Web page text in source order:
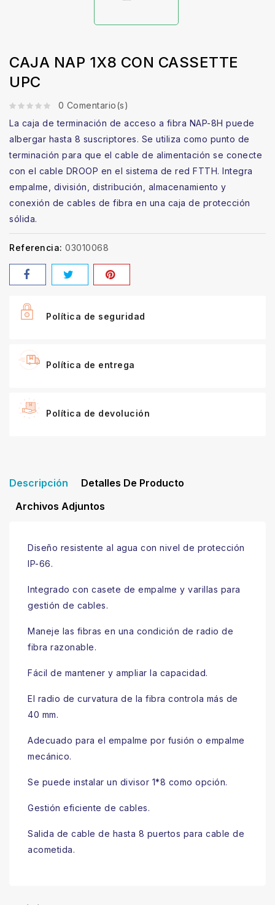
CAJA NAP 1X8 CON CASSETTE
UPC
0 Comentario(s)
La caja de terminación de acceso a fibra NAP-8H puede
albergar hasta 8 suscriptores. Se utiliza como punto de
terminación para que el cable de alimentación se conecte
con el cable DROOP en el sistema de red FTTH. Integra
empalme, división, distribución, almacenamiento y
conexión de cables de fibra en una caja de protección
sólida.
Referencia: 03010068
Política de seguridad
Política de entrega
Política de devolución
Descripción
Detalles De Producto
Archivos Adjuntos
Diseño resistente al agua con nivel de protección
IP-66.
Integrado con casete de empalme y varillas para
gestión de cables.
Maneje las fibras en una condición de radio de
fibra razonable.
Fácil de mantener y ampliar la capacidad.
El radio de curvatura de la fibra controla más de
40 mm.
Adecuado para el empalme por fusión o empalme
mecánico.
Se puede instalar un divisor 1*8 como opción.
Gestión eficiente de cables.
Salida de cable de hasta 8 puertos para cable de
acometida.